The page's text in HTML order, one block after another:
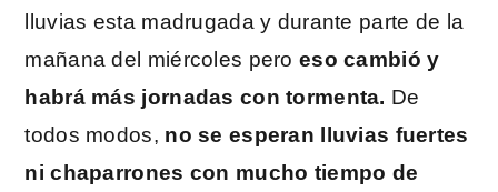
lluvias esta madrugada y durante parte de la
mañana del miércoles pero eso cambió y
habrá más jornadas con tormenta. De
todos modos, no se esperan lluvias fuertes
ni chaparrones con mucho tiempo de